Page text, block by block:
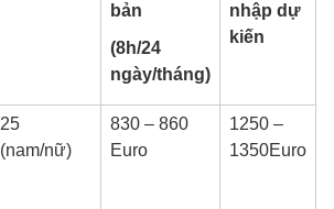
bản
(8h/24
ngày/tháng)
nhập dự
kiến
25
(nam/nữ)
830 – 860
Euro
1250 –
1350Euro